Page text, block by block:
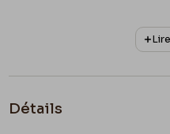
Détails